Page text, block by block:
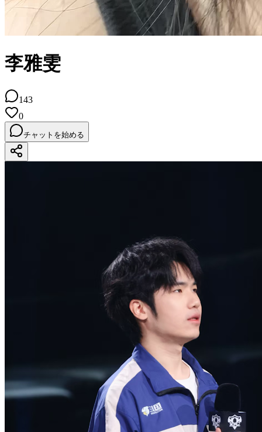
李雅雯
143
0
チャットを始める